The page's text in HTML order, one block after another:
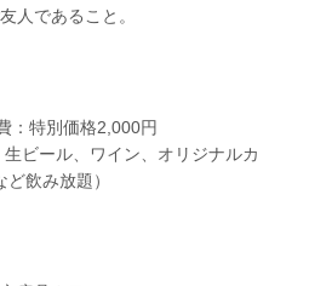
人であること。
：特別価格2,000円
生ビール、ワイン、オリジナルカ
ど飲み放題）